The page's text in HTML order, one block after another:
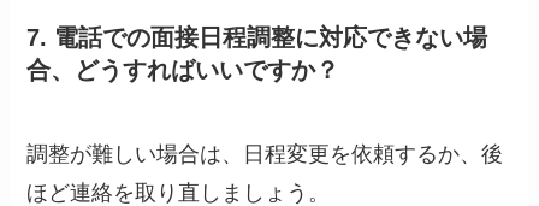
7. 電話での面接日程調整に対応できない場
合、どうすればいいですか？
調整が難しい場合は、日程変更を依頼するか、後
ほど連絡を取り直しましょう。